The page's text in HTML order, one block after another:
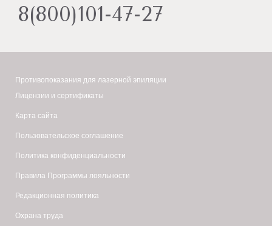
8(800)101-47-27
Противопоказания для лазерной эпиляции
Лицензии и сертификаты
Карта сайта
Пользовательское соглашение
Политика конфиденциальности
Правила Программы лояльности
Редакционная политика
Охрана труда